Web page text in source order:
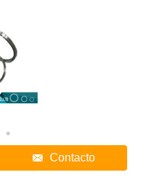
Contacto